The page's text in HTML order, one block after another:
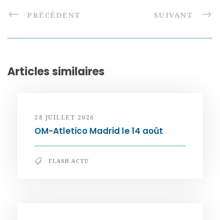
PRÉCÉDENT SUIVANT
Articles similaires
28 JUILLET 2026
OM-Atletico Madrid le 14 août
FLASH ACTU